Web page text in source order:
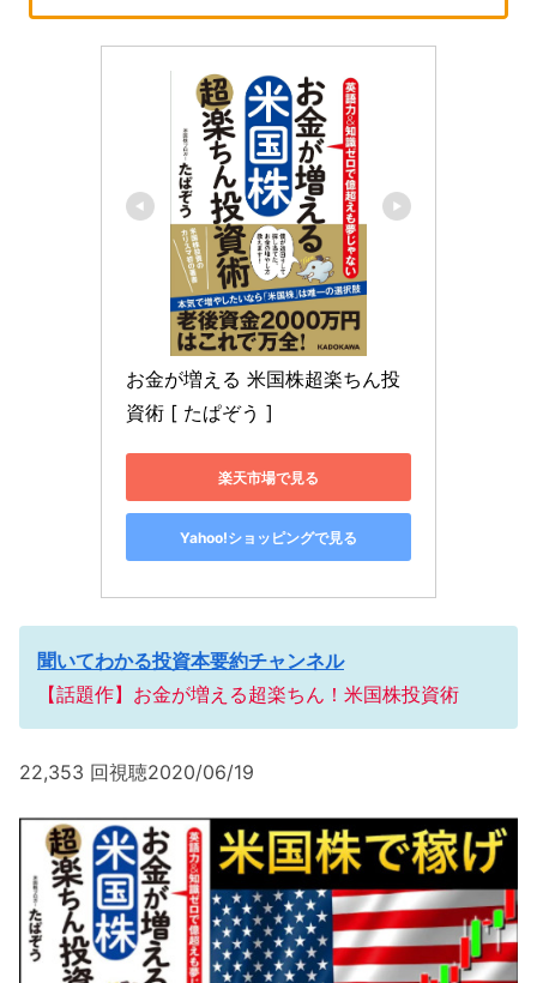
お金が増える 米国株超楽ちん投
資術 [ たぱぞう ]
楽天市場で見る
Yahoo!ショッピングで見る
聞いてわかる投資本要約チャンネル
【話題作】お金が増える超楽ちん！米国株投資術
22,353 回視聴2020/06/19